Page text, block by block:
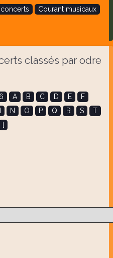
Courant musicaux
classés par odre
6 A B C D E
F
N O P Q R S
T
[